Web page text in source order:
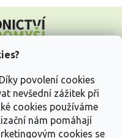
povolení cookies
nevšední zážitek při
cookies používáme
nám pomáhají
cookies se